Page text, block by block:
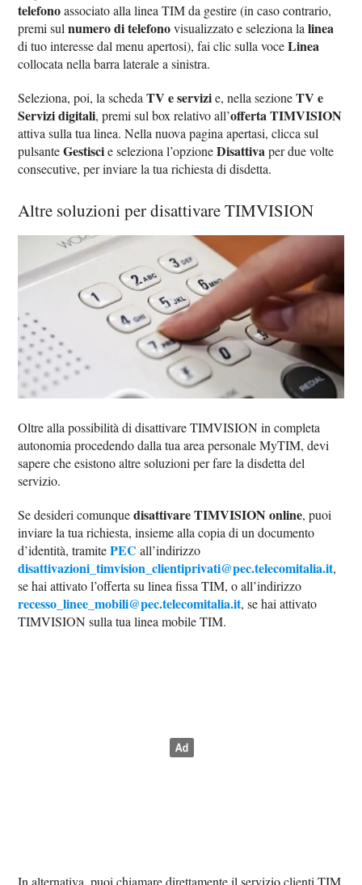
telefonoassociato alla linea TIM da gestire (in caso contrario,
premi sulnumero di telefonovisualizzato e seleziona lalinea
di tuo interesse dal menu apertosi), fai clic sulla voceLinea
collocata nella barra laterale a sinistra.
Seleziona, poi, la schedaTV e servizie, nella sezioneTV e
Servizi digitali, premi sul box relativo all’offerta TIMVISION
attiva sulla tua linea. Nella nuova pagina apertasi, clicca sul
pulsanteGestiscie seleziona l’opzioneDisattivaper due volte
consecutive, per inviare la tua richiesta di disdetta.
Altre soluzioni per disattivare TIMVISION
Oltre alla possibilità di disattivare TIMVISION in completa
autonomia procedendo dalla tua area personale MyTIM, devi
sapere che esistono altre soluzioni per fare la disdetta del
servizio.
Se desideri comunquedisattivare TIMVISION online, puoi
inviare la tua richiesta, insieme alla copia di un documento
d’identità, tramitePEC all’indirizzo
disattivazioni_timvision_clientiprivati@pec.telecomitalia.it,
se hai attivato l’offerta su linea fissa TIM, o all’indirizzo
recesso_linee_mobili@pec.telecomitalia.it, se hai attivato
TIMVISION sulla tua linea mobile TIM.
In alternativa, puoi chiamare direttamente il servizio clienti TIM